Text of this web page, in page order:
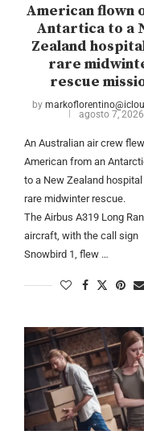
American flown
Antartica to a
Zealand
rare
rescue
by
agosto 7, 2026
An Australian air crew
American from an
to a New Zealand hospital
rare midwinter rescue.
The Airbus A319 Long
aircraft, with the call sign
Snowbird 1, flew …